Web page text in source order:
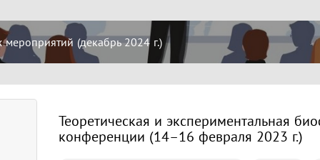
(декабрь 2024 г.)
Теоретическая и экспериментальная
конференции (14–16 февраля 2023 г.)